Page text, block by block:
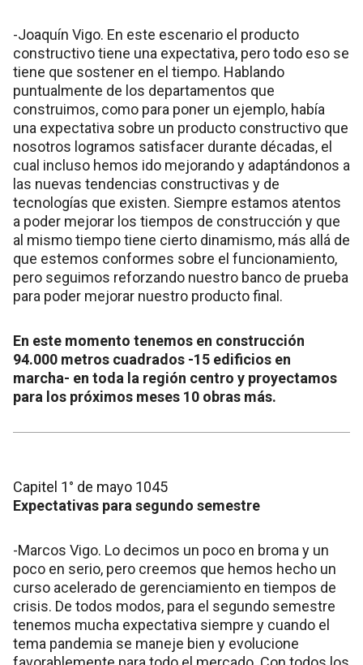
-Joaquín Vigo. En este escenario el producto
constructivo tiene una expectativa, pero todo eso se
tiene que sostener en el tiempo. Hablando
puntualmente de los departamentos que
construimos, como para poner un ejemplo, había
una expectativa sobre un producto constructivo que
nosotros logramos satisfacer durante décadas, el
cual incluso hemos ido mejorando y adaptándonos a
las nuevas tendencias constructivas y de
tecnologías que existen. Siempre estamos atentos
a poder mejorar los tiempos de construcción y que
al mismo tiempo tiene cierto dinamismo, más allá de
que estemos conformes sobre el funcionamiento,
pero seguimos reforzando nuestro banco de prueba
para poder mejorar nuestro producto final.
En este momento tenemos en construcción
94.000 metros cuadrados -15 edificios en
marcha- en toda la región centro y proyectamos
para los próximos meses 10 obras más.
Capitel 1° de mayo 1045
Expectativas para segundo semestre
-Marcos Vigo. Lo decimos un poco en broma y un
poco en serio, pero creemos que hemos hecho un
curso acelerado de gerenciamiento en tiempos de
crisis. De todos modos, para el segundo semestre
tenemos mucha expectativa siempre y cuando el
tema pandemia se maneje bien y evolucione